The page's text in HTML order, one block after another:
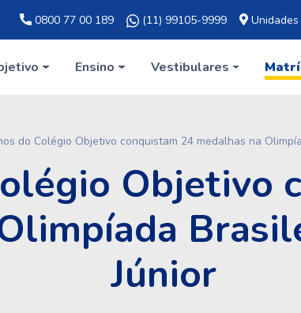
0800 77 00 189 (11) 99105-9999 Unidades
Ensino Vestibulares
do Colégio Objetivo conquistam 24 medalhas na
Objetivo
Júnior